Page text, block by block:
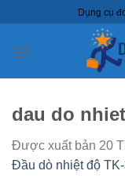
Dụng cụ
dau do
Được xuất bản 20
Đầu dò nhiệt độ